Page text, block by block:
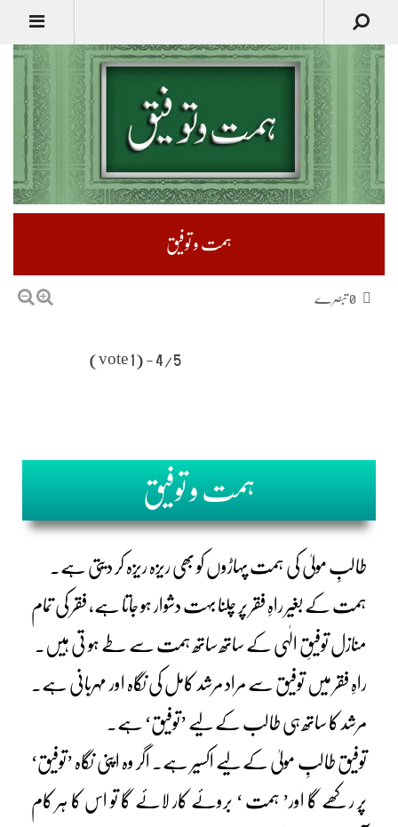
ہمت و توفیق
4/5 - (1 vote)
ہمت و توفیق
طالبِ مولیٰ کی ہمت پہاڑوں کو بھی ریزہ ریزہ کر دیتی ہے۔
ہمت کے بغیر راہِ فقر پر چلنا بہت دشوار ہو جاتا ہے، فقر کی تمام
منازل توفیقِ الٰہی کے ساتھ ساتھ ہمت سے طے ہو تی ہیں۔
راہِ فقر میں توفیق سے مراد مرشد کامل کی نگاہ اور مہربانی ہے۔
مرشد کا ساتھ ہی طالب کے لیے ’توفیق‘ ہے۔
توفیق طالبِ مولیٰ کے لیے اکسیر ہے۔ اگر وہ اپنی نگاہ ’توفیق‘
پر رکھے گا اور’ ہمت ‘ بروئے کار لائے گا تو اس کا ہر کام